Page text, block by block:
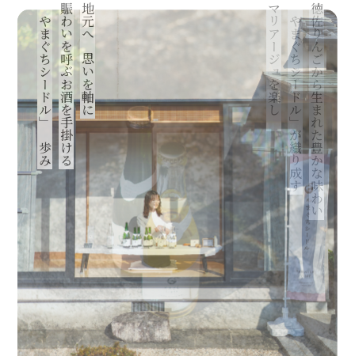
地元への思いを軸に
賑わいを呼ぶお酒を手掛ける
「やまぐちシードル」の歩み 徳佐りんごから生まれた豊かな味わい
「やまぐちシードル」が織り成す
マリアージュを楽しむ